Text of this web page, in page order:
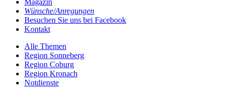
Magazin
Wünsche/Anregungen
Besuchen Sie uns bei Facebook
Kontakt
Alle Themen
Region Sonneberg
Region Coburg
Region Kronach
Notdienste